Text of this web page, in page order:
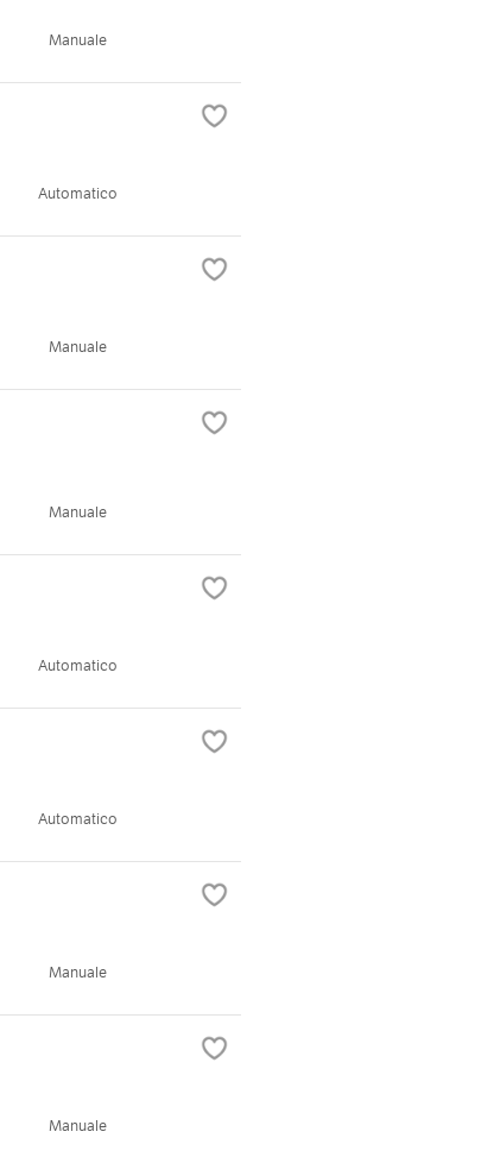
Manuale
Automatico
Manuale
Manuale
Automatico
Automatico
Manuale
Manuale